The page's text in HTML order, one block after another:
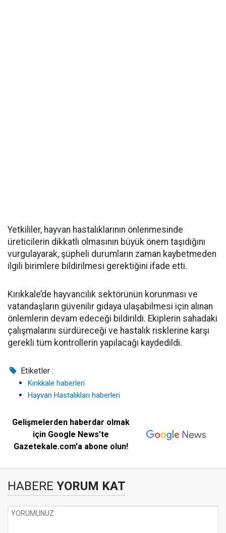
Yetkililer, hayvan hastalıklarının önlenmesinde
üreticilerin dikkatli olmasının büyük önem taşıdığını
vurgulayarak, şüpheli durumların zaman kaybetmeden
ilgili birimlere bildirilmesi gerektiğini ifade etti.
Kırıkkale’de hayvancılık sektörünün korunması ve
vatandaşların güvenilir gıdaya ulaşabilmesi için alınan
önlemlerin devam edeceği bildirildi. Ekiplerin sahadaki
çalışmalarını sürdüreceği ve hastalık risklerine karşı
gerekli tüm kontrollerin yapılacağı kaydedildi.
Etiketler :
Kırıkkale haberleri
Hayvan Hastalıkları haberleri
Gelişmelerden haberdar olmak
için Google News'te
Gazetekale.com'a abone olun!
HABERE YORUM KAT